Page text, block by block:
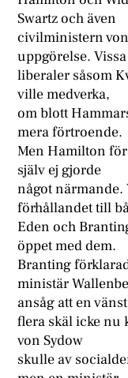
Swartz och även
civilministern
uppgörelse. Vissa
liberaler såsom
ville medverka,
om blott
mera förtroende.
Men Hamilton
själv ej gjorde
något närmande.
förhållandet till
Eden och
öppet med dem.
Branting
ministär
ansåg att en
flera skäl icke nu
von Sydow
skulle av